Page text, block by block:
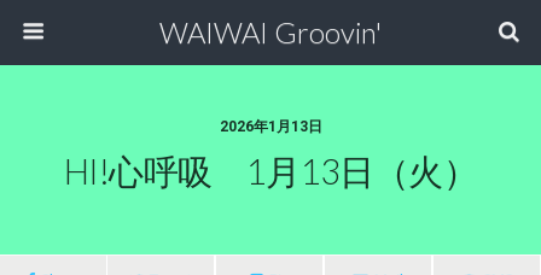
WAIWAI Groovin'
2026年1月13日
HI!心呼吸 1月13日（火）